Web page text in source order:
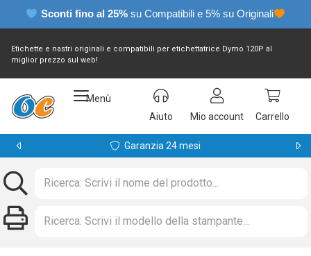
Sconti fino al 25% su Compatibili e 5% su Originali
Etichette e nastri originali e compatibili per etichettatrice Dymo 120P al
miglior prezzo sul web!
Menù
Aiuto
Mio account Carrello
Garanzia 24 mesi